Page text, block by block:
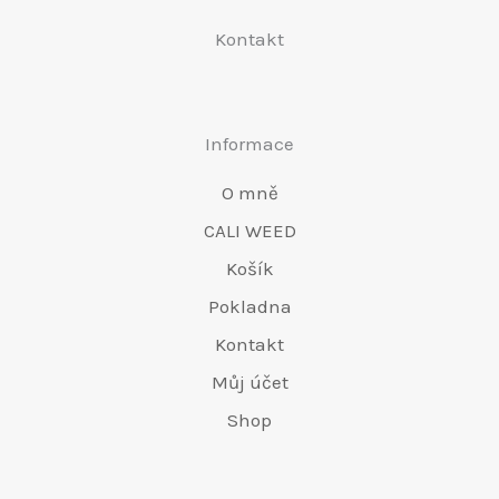
Kontakt
Informace
O mně
CALI WEED
Košík
Pokladna
Kontakt
Můj účet
Shop